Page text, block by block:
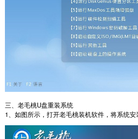
三、老毛桃U盘重装系统
1、如图所示，打开老毛桃装机软件，将系统安